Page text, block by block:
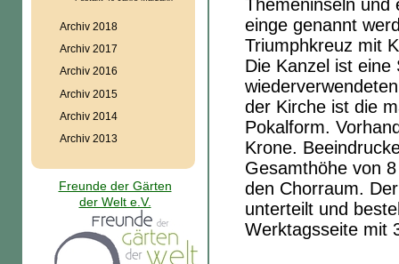
Themeninseln und
einge genannt
Triumphkreuz mit
Die Kanzel ist
der Kirche ist die
Pokalform.
Krone.
Gesamthöhe von
den Chorraum.
unterteilt und
Werktagsseite mit
Archiv 2018
Archiv 2017
Archiv 2016
Archiv 2015
Archiv 2014
Archiv 2013
Freunde der Gärten
der Welt e.V.